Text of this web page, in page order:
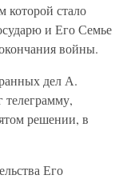
которой стало
и Его Семье
войны.
дел А.
телеграмму,
решении, в
Его